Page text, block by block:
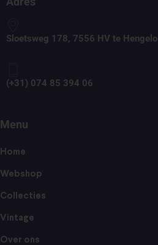
Sloetsweg 178, 7556 HV te Hengelo
(+31) 074 85 394 06
Menu
Home
Webshop
Collecties
Vintage
Over ons